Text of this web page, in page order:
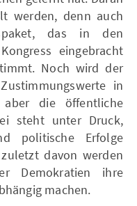
werden, denn auch
das in den
eingebracht
Noch wird der
in
aber die öffentliche
steht unter Druck,
politische Erfolge
davon werden
Demokratien ihre
machen.